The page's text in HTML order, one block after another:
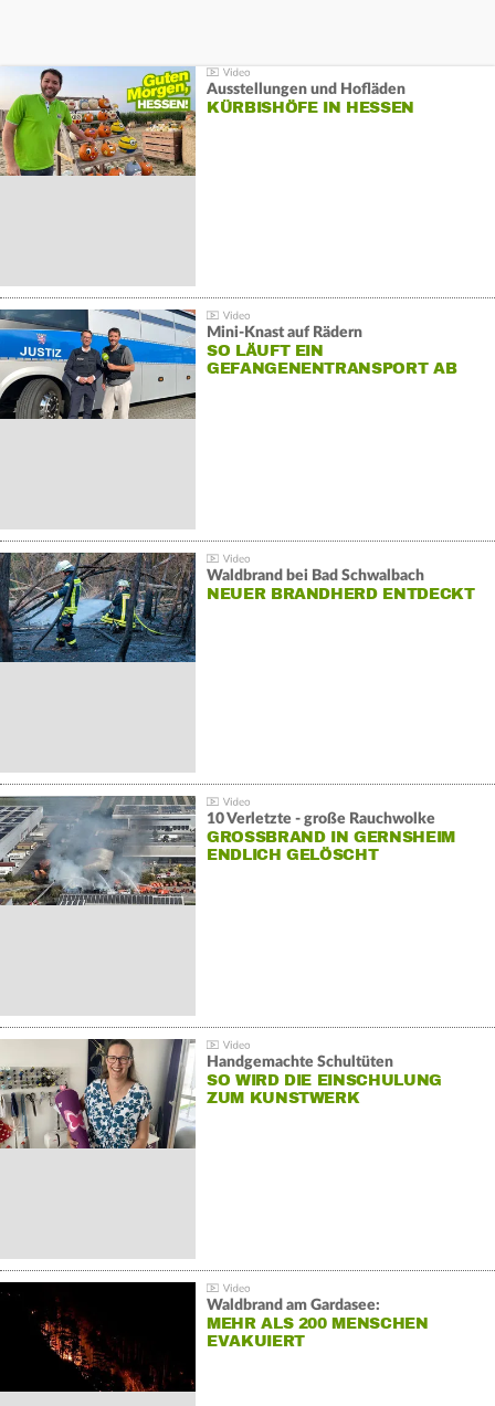
Ausstellungen und Hofläden
KÜRBISHÖFE IN HESSEN
Mini-Knast auf Rädern
SO LÄUFT EIN
GEFANGENENTRANSPORT AB
Waldbrand bei Bad Schwalbach
NEUER BRANDHERD ENTDECKT
10 Verletzte - große Rauchwolke
GROSSBRAND IN GERNSHEIM E
NDLICH GELÖSCHT
Handgemachte Schultüten
SO WIRD DIE EINSCHULUNG
ZUM KUNSTWERK
Waldbrand am Gardasee:
MEHR ALS 200 MENSCHEN
EVAKUIERT